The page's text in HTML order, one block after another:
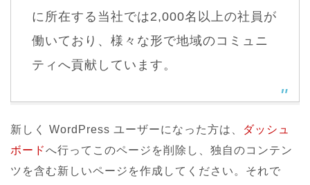
に所在する当社では2,000名以上の社員が
働いており、様々な形で地域のコミュニ
ティへ貢献しています。
新しく WordPress ユーザーになった方は、
ダッシュ
ボードへ行ってこのページを削除し、独自のコンテン
ツを含む新しいページを作成してください。それで